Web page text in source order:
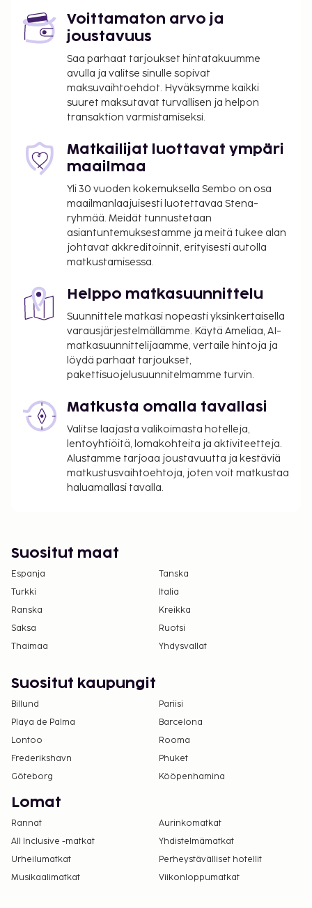
kaudesta, eikä sitä välttämättä peritä ympäri
vuoden. Muita poikkeuksia tai alennuksia
saatetaan soveltaa. Lisätietoja saat ottamalla
yhteyttä majoituspaikkaan
varausvahvistuksessa olevia tietoja käyttäen.
Kaupungin perimä vero: 1.11.–31.3. välisenä aikana
0.50 EUR per majoitustila per yö
aikana 2.00 EUR per majoitustila per yö
ilmoittamat maksut.
Kansallisten määräysten vuoksi käteismaksut
eivät voi ylittää 500 EUR:n suuruista summaa
tässä majoituspaikassa. Saat lisätietoja asiasta
ottamalla yhteyttä majoituspaikkaan
varausvahvistuksessa olevien tietojen avulla.
Majoituspaikan veloittamaan hintaan sisältyvät
pakolliset siivousmaksut.
Voittamaton arvo ja
joustavuus
Saa parhaat tarjoukset hintatakuumme
avulla ja valitse sinulle sopivat
maksuvaihtoehdot. Hyväksymme kaikki
suuret maksutavat turvallisen ja helpon
transaktion varmistamiseksi.
Matkailijat luottavat ympäri
maailmaa
Yli 30 vuoden kokemuksella Sembo on osa
maailmanlaajuisesti luotettavaa Stena-
ryhmää. Meidät tunnustetaan
asiantuntemuksestamme ja meitä tukee alan
johtavat akkreditoinnit, erityisesti autolla
matkustamisessa.
Helppo matkasuunnittelu
Suunnittele matkasi nopeasti yksinkertaisella
varausjärjestelmällämme. Käytä Ameliaa, AI-
matkasuunnittelijaamme, vertaile hintoja ja
löydä parhaat tarjoukset,
pakettisuojelusuunnitelmamme turvin.
Matkusta omalla tavallasi
Valitse laajasta valikoimasta hotelleja,
lentoyhtiöitä, lomakohteita ja aktiviteetteja.
Alustamme tarjoaa joustavuutta ja kestäviä
matkustusvaihtoehtoja, joten voit matkustaa
haluamallasi tavalla.
Suositut maat
Espanja
Tanska
Turkki
Italia
Ranska
Kreikka
Saksa
Ruotsi
Thaimaa
Yhdysvallat
Suositut kaupungit
Billund
Pariisi
Playa de Palma
Barcelona
Lontoo
Rooma
Frederikshavn
Phuket
Göteborg
Kööpenhamina
Lomat
Rannat
Aurinkomatkat
All Inclusive -matkat
Yhdistelmämatkat
Urheilumatkat
Perheystävälliset hotellit
Musikaalimatkat
Viikonloppumatkat